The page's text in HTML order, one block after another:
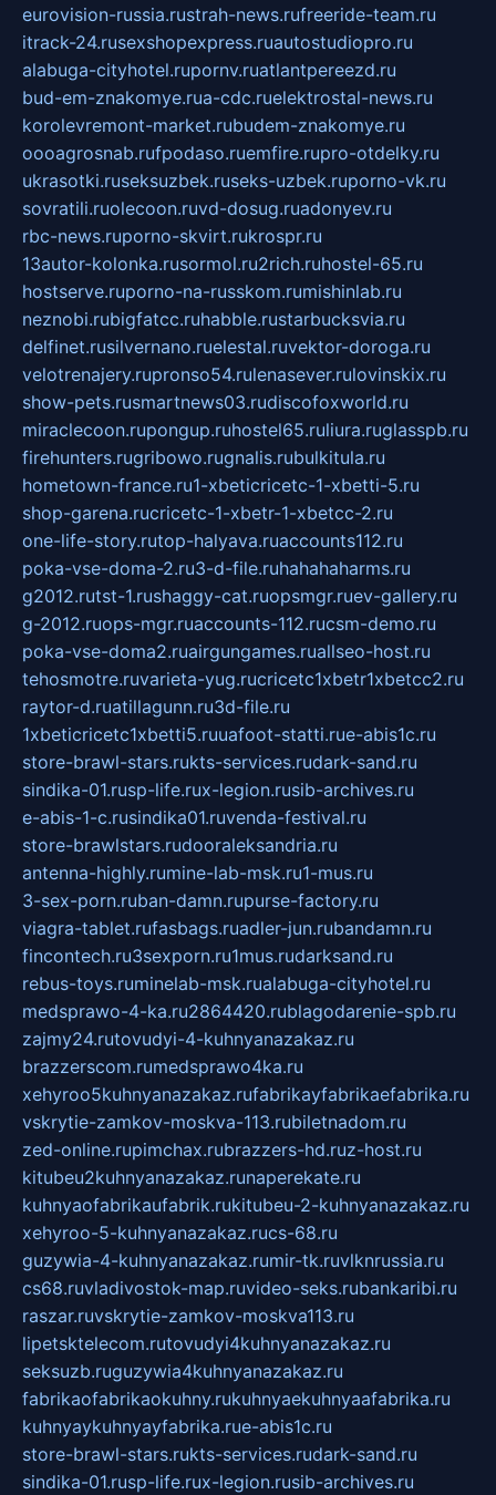
eurovision-russia.rustrah-news.rufreeride-team.ru
itrack-24.rusexshopexpress.ruautostudiopro.ru
alabuga-cityhotel.rupornv.ruatlantpereezd.ru
bud-em-znakomye.rua-cdc.ruelektrostal-news.ru
korolevremont-market.rubudem-znakomye.ru
oooagrosnab.rufpodaso.ruemfire.rupro-otdelky.ru
ukrasotki.ruseksuzbek.ruseks-uzbek.ruporno-vk.ru
sovratili.ruolecoon.ruvd-dosug.ruadonyev.ru
rbc-news.ruporno-skvirt.rukrospr.ru
13autor-kolonka.rusormol.ru2rich.ruhostel-65.ru
hostserve.ruporno-na-russkom.rumishinlab.ru
neznobi.rubigfatcc.ruhabble.rustarbucksvia.ru
delfinet.rusilvernano.ruelestal.ruvektor-doroga.ru
velotrenajery.rupronso54.rulenasever.rulovinskix.ru
show-pets.rusmartnews03.rudiscofoxworld.ru
miraclecoon.rupongup.ruhostel65.ruliura.ruglasspb.ru
firehunters.rugribowo.rugnalis.rubulkitula.ru
hometown-france.ru1-xbeticricetc-1-xbetti-5.ru
shop-garena.rucricetc-1-xbetr-1-xbetcc-2.ru
one-life-story.rutop-halyava.ruaccounts112.ru
poka-vse-doma-2.ru3-d-file.ruhahahaharms.ru
g2012.rutst-1.rushaggy-cat.ruopsmgr.ruev-gallery.ru
g-2012.ruops-mgr.ruaccounts-112.rucsm-demo.ru
poka-vse-doma2.ruairgungames.ruallseo-host.ru
tehosmotre.ruvarieta-yug.rucricetc1xbetr1xbetcc2.ru
raytor-d.ruatillagunn.ru3d-file.ru
1xbeticricetc1xbetti5.ruuafoot-statti.rue-abis1c.ru
store-brawl-stars.rukts-services.rudark-sand.ru
sindika-01.rusp-life.rux-legion.rusib-archives.ru
e-abis-1-c.rusindika01.ruvenda-festival.ru
store-brawlstars.rudooraleksandria.ru
antenna-highly.rumine-lab-msk.ru1-mus.ru
3-sex-porn.ruban-damn.rupurse-factory.ru
viagra-tablet.rufasbags.ruadler-jun.rubandamn.ru
fincontech.ru3sexporn.ru1mus.rudarksand.ru
rebus-toys.ruminelab-msk.rualabuga-cityhotel.ru
medsprawo-4-ka.ru2864420.rublagodarenie-spb.ru
zajmy24.rutovudyi-4-kuhnyanazakaz.ru
brazzerscom.rumedsprawo4ka.ru
xehyroo5kuhnyanazakaz.rufabrikayfabrikaefabrika.ru
vskrytie-zamkov-moskva-113.rubiletnadom.ru
zed-online.rupimchax.rubrazzers-hd.ruz-host.ru
kitubeu2kuhnyanazakaz.runaperekate.ru
kuhnyaofabrikaufabrik.rukitubeu-2-kuhnyanazakaz.ru
xehyroo-5-kuhnyanazakaz.rucs-68.ru
guzywia-4-kuhnyanazakaz.rumir-tk.ruvlknrussia.ru
cs68.ruvladivostok-map.ruvideo-seks.rubankaribi.ru
raszar.ruvskrytie-zamkov-moskva113.ru
lipetsktelecom.rutovudyi4kuhnyanazakaz.ru
seksuzb.ruguzywia4kuhnyanazakaz.ru
fabrikaofabrikaokuhny.rukuhnyaekuhnyaafabrika.ru
kuhnyaykuhnyayfabrika.rue-abis1c.ru
store-brawl-stars.rukts-services.rudark-sand.ru
sindika-01.rusp-life.rux-legion.rusib-archives.ru